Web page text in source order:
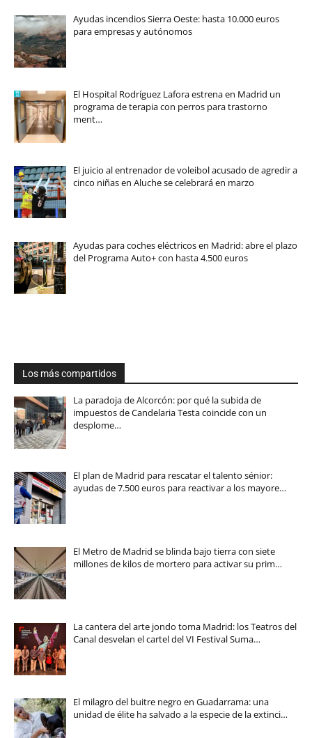
Ayudas incendios Sierra Oeste: hasta 10.000 euros
para empresas y autónomos
El Hospital Rodríguez Lafora estrena en Madrid un
programa de terapia con perros para trastorno
ment…
El juicio al entrenador de voleibol acusado de agredir a
cinco niñas en Aluche se celebrará en marzo
Ayudas para coches eléctricos en Madrid: abre el plazo
del Programa Auto+ con hasta 4.500 euros
Los más compartidos
La paradoja de Alcorcón: por qué la subida de
impuestos de Candelaria Testa coincide con un
desplome…
El plan de Madrid para rescatar el talento sénior:
ayudas de 7.500 euros para reactivar a los mayore…
El Metro de Madrid se blinda bajo tierra con siete
millones de kilos de mortero para activar su prim…
La cantera del arte jondo toma Madrid: los Teatros del
Canal desvelan el cartel del VI Festival Suma…
El milagro del buitre negro en Guadarrama: una
unidad de élite ha salvado a la especie de la extinci…